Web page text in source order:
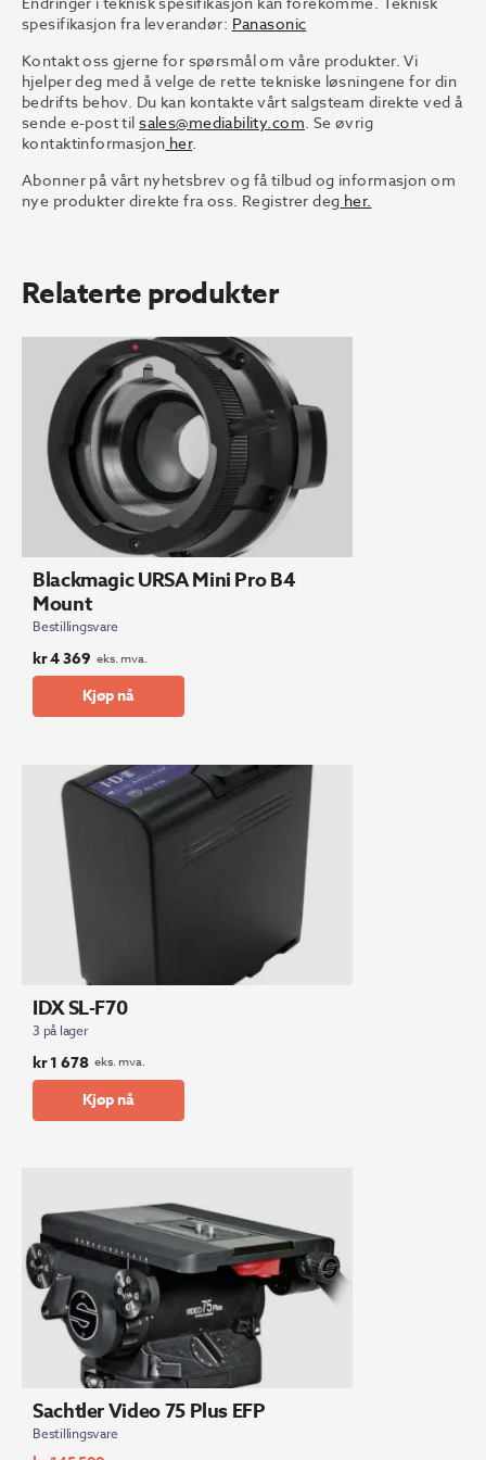
spesifikasjon fra leverandør: Panasonic
Kontakt oss gjerne for spørsmål om våre produkter. Vi
hjelper deg med å velge de rette tekniske løsningene for din
bedrifts behov. Du kan kontakte vårt salgsteam direkte ved å
sende e-post tilsales@mediability.com. Se øvrig
kontaktinformasjon her.
Abonner på vårt nyhetsbrev og få tilbud og informasjon om
nye produkter direkte fra oss. Registrer deg her.
Relaterte produkter
Blackmagic URSA Mini Pro B4
Mount
Bestillingsvare
kr4 369 eks. mva.
Kjøp nå
IDX SL-F70
3 på lager
kr1 678 eks. mva.
Kjøp nå
Sachtler Video 75 Plus EFP
Bestillingsvare